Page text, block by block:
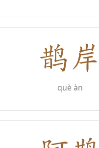
què àn